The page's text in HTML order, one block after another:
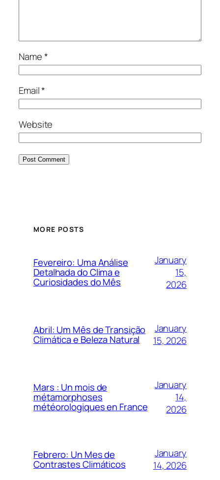
Name*
Email*
Website
MORE POSTS
Fevereiro: Uma Análise
Detalhada do Clima e
Curiosidades do Mês
January
15,
2026
Abril: Um Mês de Transição
Climática e Beleza Natural
January
15, 2026
Mars : Un mois de
métamorphoses
météorologiques en France
January
14,
2026
Febrero: Un Mes de
Contrastes Climáticos
January
14, 2026